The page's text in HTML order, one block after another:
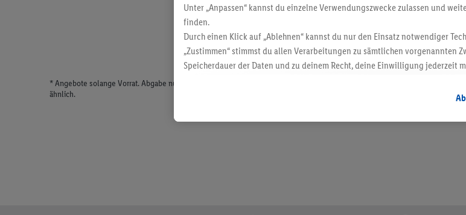
* Angebote solange Vorrat. Abgabe nur in haushaltsüblichen Mengen. Verkauf ohne Dekoration. Die hier beworbenen
ähnlich.
Unter „Anpassen“ kannst du einzelne Verwendungszwecke zulassen und
finden.
Durch einen Klick auf „Ablehnen“ kannst du nur den Einsatz notwendiger
„Zustimmen“ stimmst du allen Verarbeitungen zu sämtlichen vorgenannten
Speicherdauer der Daten und zu deinem Recht, deine Einwilligung